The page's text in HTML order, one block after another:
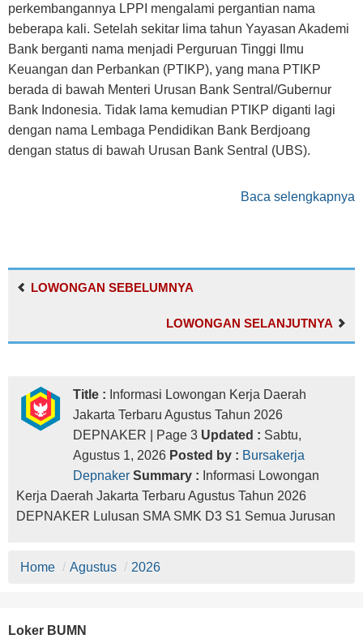
perkembangannya LPPI mengalami pergantian nama
beberapa kali. Setelah sekitar lima tahun Yayasan Akademi
Bank berganti nama menjadi Perguruan Tinggi Ilmu
Keuangan dan Perbankan (PTIKP), yang mana PTIKP
berada di bawah Menteri Urusan Bank Sentral/Gubernur
Bank Indonesia. Tidak lama kemudian PTIKP diganti lagi
dengan nama Lembaga Pendidikan Bank Berdjoang
dengan status di bawah Urusan Bank Sentral (UBS).
Baca selengkapnya
LOWONGAN SEBELUMNYA
LOWONGAN SELANJUTNYA
Title : Informasi Lowongan Kerja Daerah
Jakarta Terbaru Agustus Tahun 2026
DEPNAKER | Page 3 Updated : Sabtu,
Agustus 1, 2026 Posted by : Bursakerja
Depnaker Summary : Informasi Lowongan
Kerja Daerah Jakarta Terbaru Agustus Tahun 2026
DEPNAKER Lulusan SMA SMK D3 S1 Semua Jurusan
Home / Agustus / 2026
Loker BUMN